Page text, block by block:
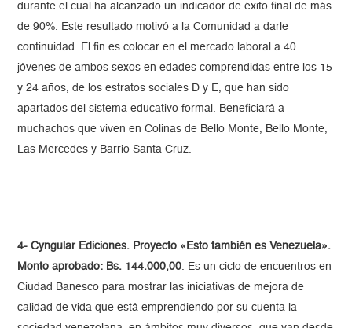
durante el cual ha alcanzado un indicador de éxito final de más
de 90%. Este resultado motivó a la Comunidad a darle
continuidad. El fin es colocar en el mercado laboral a 40
jóvenes de ambos sexos en edades comprendidas entre los 15
y 24 años, de los estratos sociales D y E, que han sido
apartados del sistema educativo formal. Beneficiará a
muchachos que viven en Colinas de Bello Monte, Bello Monte,
Las Mercedes y Barrio Santa Cruz.
4- Cyngular Ediciones. Proyecto «Esto también es Venezuela».
Monto aprobado: Bs. 144.000,00. Es un ciclo de encuentros en
Ciudad Banesco para mostrar las iniciativas de mejora de
calidad de vida que está emprendiendo por su cuenta la